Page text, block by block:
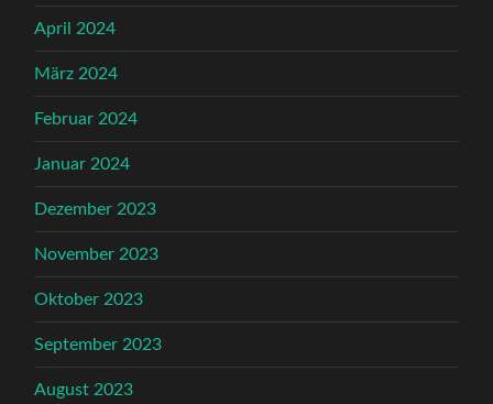
April 2024
März 2024
Februar 2024
Januar 2024
Dezember 2023
November 2023
Oktober 2023
September 2023
August 2023